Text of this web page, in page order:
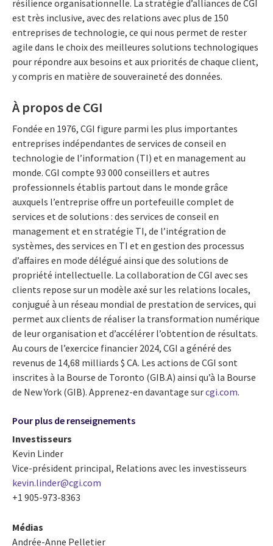
résilience organisationnelle. La stratégie d’alliances de CGI
est très inclusive, avec des relations avec plus de 150
entreprises de technologie, ce qui nous permet de rester
agile dans le choix des meilleures solutions technologiques
pour répondre aux besoins et aux priorités de chaque client,
y compris en matière de souveraineté des données.
À propos de CGI
Fondée en 1976, CGI figure parmi les plus importantes
entreprises indépendantes de services de conseil en
technologie de l’information (TI) et en management au
monde. CGI compte 93 000 conseillers et autres
professionnels établis partout dans le monde grâce
auxquels l’entreprise offre un portefeuille complet de
services et de solutions : des services de conseil en
management et en stratégie TI, de l’intégration de
systèmes, des services en TI et en gestion des processus
d’affaires en mode délégué ainsi que des solutions de
propriété intellectuelle. La collaboration de CGI avec ses
clients repose sur un modèle axé sur les relations locales,
conjugué à un réseau mondial de prestation de services, qui
permet aux clients de réaliser la transformation numérique
de leur organisation et d’accélérer l’obtention de résultats.
Au cours de l’exercice financier 2024, CGI a généré des
revenus de 14,68 milliards $ CA. Les actions de CGI sont
inscrites à la Bourse de Toronto (GIB.A) ainsi qu’à la Bourse
de New York (GIB). Apprenez-en davantage surcgi.com.
Pour plus de renseignements
Investisseurs
Kevin Linder
Vice-président principal, Relations avec les investisseurs
kevin.linder@cgi.com
+1 905-973-8363
Médias
Andrée-Anne Pelletier